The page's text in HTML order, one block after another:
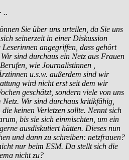
..
Sie über uns urteilen, da Sie uns
seinerzeit in einer Diskussion
angegriffen, dass gehört
sind durchaus ein Netz aus Frauen
wie Journalistinnen ,
u.s.w. außerdem sind wir
wird nicht erst seit dem wir
geschätzt, sondern viele von uns
Wir sind durchaus kritikfähig,
keinen Verletzen sollte. Nennt sich
bis sie sich einmischten, um ein
ausdiskutiert hätten. Dieses nun
und dann zu schreiben: netzfrauen?
nur beim ESM. Da stellt sich die
nicht zu?